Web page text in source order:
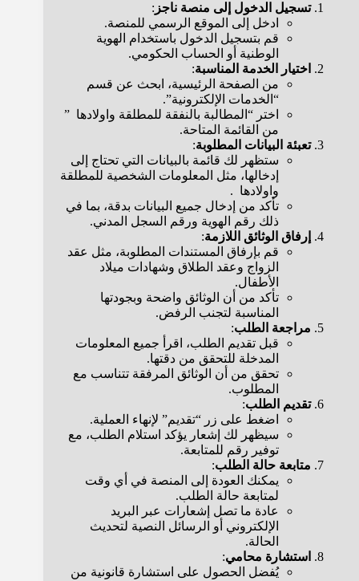
تسجيل الدخول إلى منصة ناجز :
ادخل إلى الموقع الرسمي للمنصة.
قم بتسجيل الدخول باستخدام الهوية
الوطنية أو الحساب الحكومي.
اختيار الخدمة المناسبة:
من الصفحة الرئيسية، ابحث عن قسم
“الخدمات الإلكترونية”.
اختر “المطالبة بالنفقة للمطلقة واولادها ”
من القائمة المتاحة.
تعبئة البيانات المطلوبة:
ستظهر لك قائمة بالبيانات التي تحتاج إلى
إدخالها، مثل المعلومات الشخصية للمطلقة
واولادها .
تأكد من إدخال جميع البيانات بدقة، بما في
ذلك رقم الهوية ورقم السجل المدني.
إرفاق الوثائق اللازمة:
قم بإرفاق المستندات المطلوبة، مثل عقد
الزواج وعقد الطلاق وشهادات ميلاد
الأطفال.
تأكد من أن الوثائق واضحة وبجودتها
المناسبة لتجنب الرفض.
مراجعة الطلب:
قبل تقديم الطلب، اقرأ جميع المعلومات
المدخلة للتحقق من دقتها.
تحقق من أن الوثائق المرفقة تتناسب مع
المطلوب.
تقديم الطلب:
اضغط على زر “تقديم” لإنهاء العملية.
سيظهر لك إشعار يؤكد استلام الطلب، مع
توفير رقم للمتابعة.
متابعة حالة الطلب:
يمكنك العودة إلى المنصة في أي وقت
لمتابعة حالة الطلب.
عادة ما تصل إشعارات عبر البريد
الإلكتروني أو الرسائل النصية لتحديث
الحالة.
استشارة محامي:
يُفضل الحصول على استشارة قانونية من